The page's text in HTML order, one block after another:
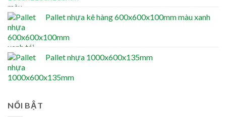
Pallet nhựa kê hàng 600x600x100mm màu xanh
Pallet nhựa 1000x600x135mm
NỔI BẬT